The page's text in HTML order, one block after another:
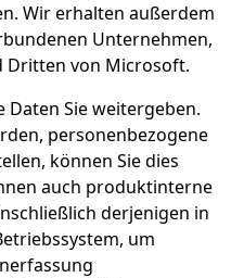
Wir erhalten außerdem
Unternehmen,
Dritten von Microsoft.
Daten Sie weitergeben.
personenbezogene
können Sie dies
auch produktinterne
derjenigen in
um